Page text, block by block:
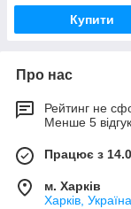
Купити
Про нас
Рейтинг не
Менше 5
Працює з
м. Харків
Харків, Україна